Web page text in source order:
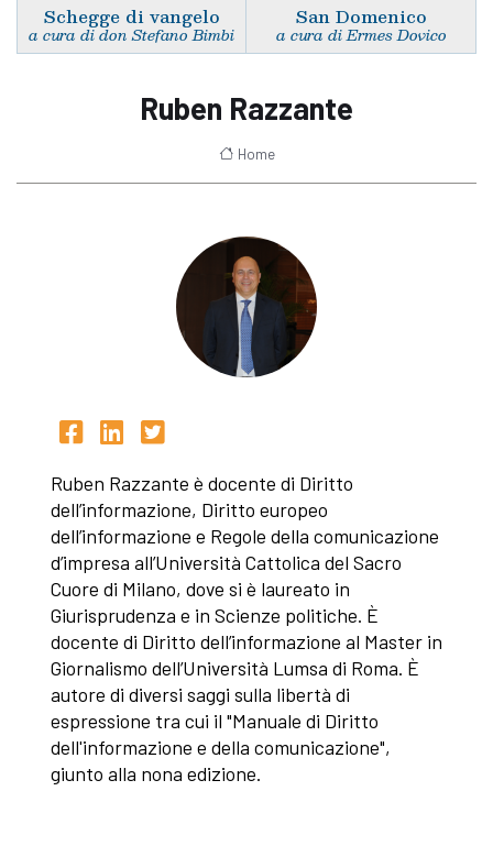
Schegge di vangelo
a cura di don Stefano Bimbi
San Domenico
a cura di Ermes Dovico
Ruben Razzante
Home
Ruben Razzante è docente di Diritto
dell’informazione, Diritto europeo
dell’informazione e Regole della comunicazione
d’impresa all’Università Cattolica del Sacro
Cuore di Milano, dove si è laureato in
Giurisprudenza e in Scienze politiche. È
docente di Diritto dell’informazione al Master in
Giornalismo dell’Università Lumsa di Roma. È
autore di diversi saggi sulla libertà di
espressione tra cui il "Manuale di Diritto
dell'informazione e della comunicazione",
giunto alla nona edizione.